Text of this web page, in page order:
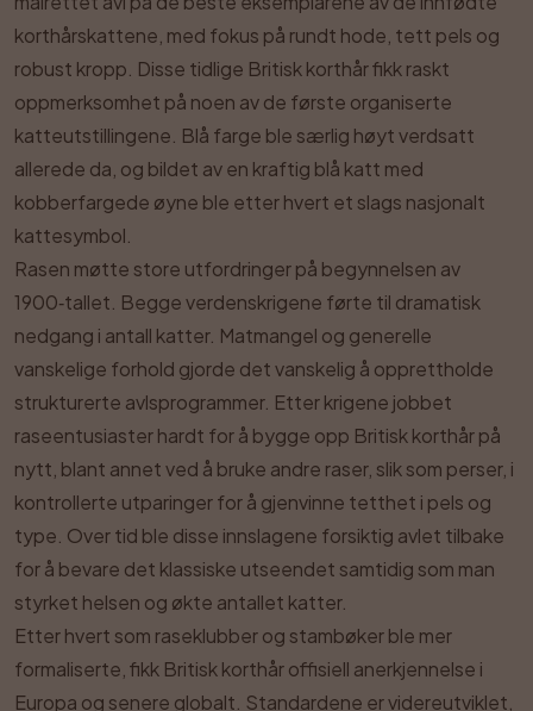
korthårskattene, med fokus på rundt hode, tett pels og
robust kropp. Disse tidlige Britisk korthår fikk raskt
oppmerksomhet på noen av de første organiserte
katteutstillingene. Blå farge ble særlig høyt verdsatt
allerede da, og bildet av en kraftig blå katt med
kobberfargede øyne ble etter hvert et slags nasjonalt
kattesymbol.
Rasen møtte store utfordringer på begynnelsen av
1900‑tallet. Begge verdenskrigene førte til dramatisk
nedgang i antall katter. Matmangel og generelle
vanskelige forhold gjorde det vanskelig å opprettholde
strukturerte avlsprogrammer. Etter krigene jobbet
raseentusiaster hardt for å bygge opp Britisk korthår på
nytt, blant annet ved å bruke andre raser, slik som perser, i
kontrollerte utparinger for å gjenvinne tetthet i pels og
type. Over tid ble disse innslagene forsiktig avlet tilbake
for å bevare det klassiske utseendet samtidig som man
styrket helsen og økte antallet katter.
Etter hvert som raseklubber og stambøker ble mer
formaliserte, fikk Britisk korthår offisiell anerkjennelse i
Europa og senere globalt. Standardene er videreutviklet,